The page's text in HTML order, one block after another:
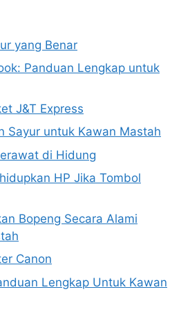
yang Benar
Panduan Lengkap untuk
J&T Express
Sayur untuk Kawan Mastah
di Hidung
HP Jika Tombol
Bopeng Secara Alami
Canon
Lengkap Untuk Kawan